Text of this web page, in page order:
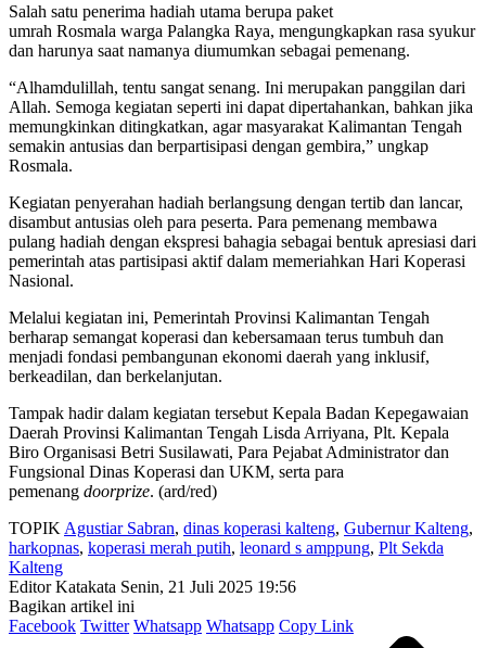
Salah satu penerima hadiah utama berupa paket
umrah Rosmala warga Palangka Raya, mengungkapkan rasa syukur
dan harunya saat namanya diumumkan sebagai pemenang.
“Alhamdulillah, tentu sangat senang. Ini merupakan panggilan dari
Allah. Semoga kegiatan seperti ini dapat dipertahankan, bahkan jika
memungkinkan ditingkatkan, agar masyarakat Kalimantan Tengah
semakin antusias dan berpartisipasi dengan gembira,” ungkap
Rosmala.
Kegiatan penyerahan hadiah berlangsung dengan tertib dan lancar,
disambut antusias oleh para peserta. Para pemenang membawa
pulang hadiah dengan ekspresi bahagia sebagai bentuk apresiasi dari
pemerintah atas partisipasi aktif dalam memeriahkan Hari Koperasi
Nasional.
Melalui kegiatan ini, Pemerintah Provinsi Kalimantan Tengah
berharap semangat koperasi dan kebersamaan terus tumbuh dan
menjadi fondasi pembangunan ekonomi daerah yang inklusif,
berkeadilan, dan berkelanjutan.
Tampak hadir dalam kegiatan tersebut Kepala Badan Kepegawaian
Daerah Provinsi Kalimantan Tengah Lisda Arriyana, Plt. Kepala
Biro Organisasi Betri Susilawati, Para Pejabat Administrator dan
Fungsional Dinas Koperasi dan UKM, serta para
pemenang doorprize. (ard/red)
TOPIK Agustiar Sabran, dinas koperasi kalteng, Gubernur Kalteng,
harkopnas, koperasi merah putih, leonard s amppung, Plt Sekda
Kalteng
Editor Katakata Senin, 21 Juli 2025 19:56
Bagikan artikel ini
Facebook Twitter Whatsapp Whatsapp Copy Link